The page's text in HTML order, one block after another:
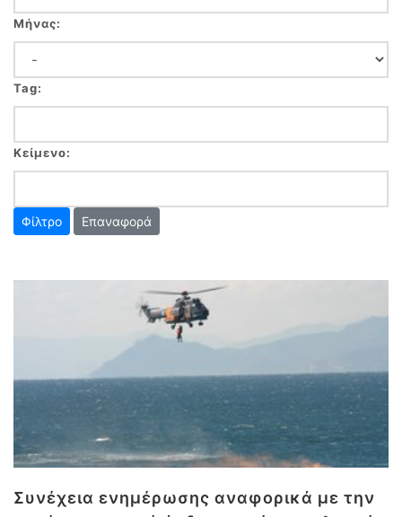
Μήνας:
Tag:
Κείμενο:
Επαναφορά
Συνέχεια ενημέρωσης αναφορικά με την